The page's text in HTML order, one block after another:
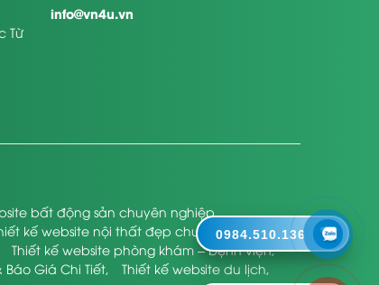
Từ
info@vn4u.vn
bất động sản chuyên nghiệp,
kế website nội thất đẹp chuyên nghiệp,
Thiết kế website phòng khám – bệnh viện,
Báo Giá Chi Tiết, Thiết kế website du lịch,
0984.510.136